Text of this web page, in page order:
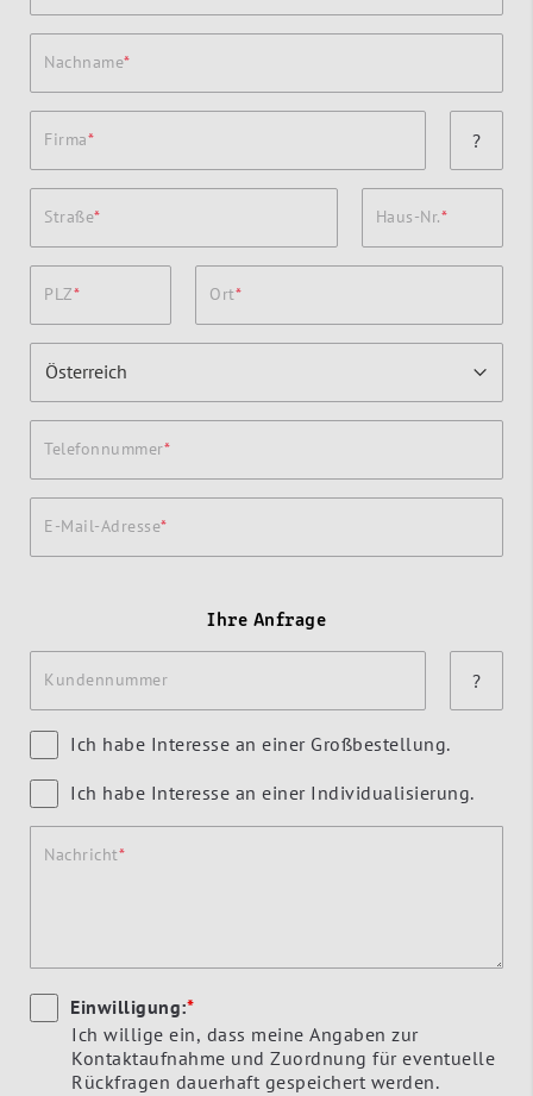
Nachname
Firma ?
Straße Haus-Nr.
PLZ Ort
Telefonnummer
E-Mail-Adresse
Ihre Anfrage
Kundennummer ?
Ich habe Interesse an einer Großbestellung.
Ich habe Interesse an einer Individualisierung.
Nachricht
Einwilligung:*
Ich willige ein, dass meine Angaben zur
Kontaktaufnahme und Zuordnung für eventuelle
Rückfragen dauerhaft gespeichert werden.